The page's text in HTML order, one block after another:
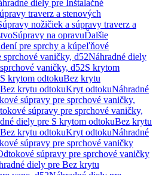
diely pre Inštalačné
traverz a stenových
nožičiek a súpravy traverz a
Súpravy na opravuĎalšie
pre sprchy a kúpeľňové
vaničky, d52Náhradné diely
vaničky, d52S krytom
krytom odtokuBez krytu
krytu odtokuKryt odtokuNáhradné
súpravy pre sprchové vaničky,
súpravy pre sprchové vaničky,
diely pre S krytom odtokuBez krytu
krytu odtokuKryt odtokuNáhradné
súpravy pre sprchové vaničky
súpravy pre sprchové vaničky
diely pre Bez krytu